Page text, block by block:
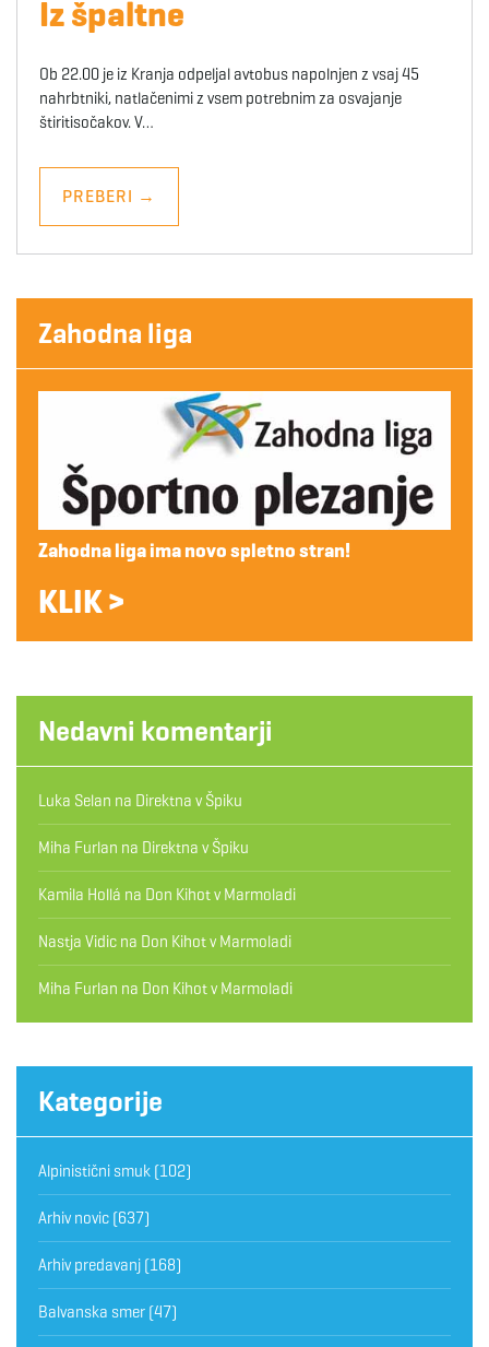
Iz špaltne
Ob 22.00 je iz Kranja odpeljal avtobus napolnjen z vsaj 45
nahrbtniki, natlačenimi z vsem potrebnim za osvajanje
štiritisočakov. V…
PREBERI →
Zahodna liga
Zahodna liga ima novo spletno stran!
KLIK >
Nedavni komentarji
Luka Selan na Direktna v Špiku
Miha Furlan na Direktna v Špiku
Kamila Hollá na Don Kihot v Marmoladi
Nastja Vidic na Don Kihot v Marmoladi
Miha Furlan na Don Kihot v Marmoladi
Kategorije
Alpinistični smuk (102)
Arhiv novic (637)
Arhiv predavanj (168)
Balvanska smer (47)